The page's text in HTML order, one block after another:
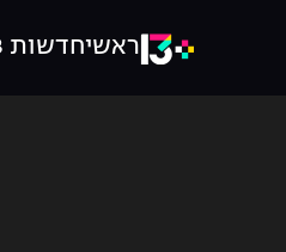
ראשיחדשות 13